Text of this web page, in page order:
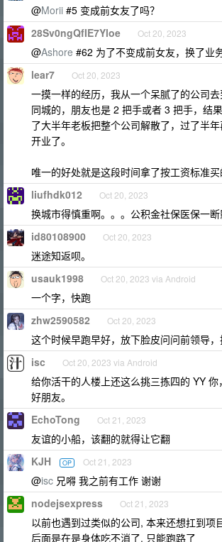
@Morii #5 变成前女友了吗？
28Sv0ngQfIE7Yloe Oct 20, 2023
@Ashore #62 为了不变成前女友，换了业
lear7 Oct 20, 2023
一摸一样的经历，我从一个呆腻了的公司
同城的，朋友也是 2 把手或者 3 把手，结
了大半年老板把整个公司解散了，过了半
开业了。
唯一的好处就是这段时间拿了按工资标准买
liufhdk012 Oct 20, 2023
换城市得慎重啊。。。公积金社保医保一
id80108900 Oct 20, 2023
迷途知返呗。
usauk1998 Oct 20, 2023 via Android
一个字，快跑
zhw2590582 Oct 20, 2023
这个时候早跑早好，放下脸皮问问前领导
isc Oct 20, 2023 via Android
给你活干的人楼上还这么挑三拣四的 YY
好朋友。
EchoTong Oct 21, 2023
友谊的小船，该翻的就得让它翻
KJH OP Oct 21, 2023
@isc 兄嘚 我之前有工作 谢谢
nodejsexpress Oct 21, 2023
以前也遇到过类似的公司, 本来还想扛到项
后面是在是身体吃不消了. 只能跑路了